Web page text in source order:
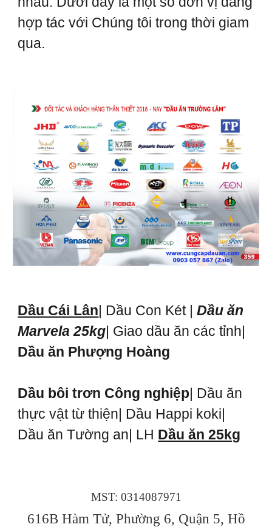
hợp tác với Chúng tôi trong thời giam
qua.
Dầu Cái Lân| Dầu Con Két |Dầu ăn
Marvela 25kg| Giao dầu ăn các tỉnh|
Dầu ăn Phượng Hoàng
Dầu bôi trơn Công nghiệp| Dầu ăn
thực vật từ thiện| Dầu Happi koki|
Dầu ăn Tường an| LH Dầu ăn 25kg
MST: 0314087971
616B Hàm Tử, Phường 6, Quận 5, Hồ